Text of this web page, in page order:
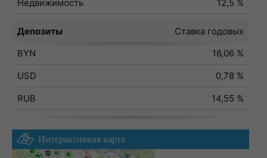
Недвижимость
12,5 %
Депозиты
Ставка годовых
BYN
16,06 %
USD
0,78 %
RUB
14,55 %
Интерактивная карта